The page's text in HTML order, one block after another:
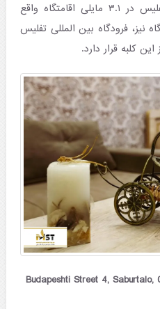
در حالی که تئاتر اپرا و باله تفلیس در ۳.۱ مایلی اقامتگاه واقع
نیز، فرودگاه بین المللی تفلیس